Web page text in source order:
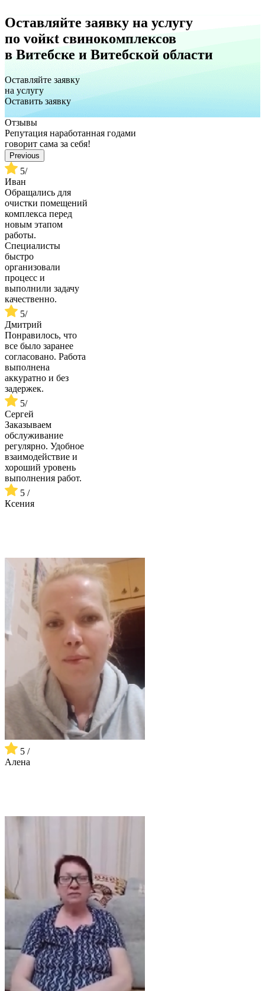
Оставляйте заявку на услугу
по vойкt свинокомплексов
в Витебске и Витебской области
Оставляйте заявку
на услугу
Оставить заявку
Отзывы
Репутация наработанная годами
говорит сама за себя!
Previous
5/
Иван
Обращались для
очистки помещений
комплекса перед
новым этапом
работы.
Специалисты
быстро
организовали
процесс и
выполнили задачу
качественно.
5/
Дмитрий
Понравилось, что
все было заранее
согласовано. Работа
выполнена
аккуратно и без
задержек.
5/
Сергей
Заказываем
обслуживание
регулярно. Удобное
взаимодействие и
хороший уровень
выполнения работ.
5 /
Ксения
5 /
Алена